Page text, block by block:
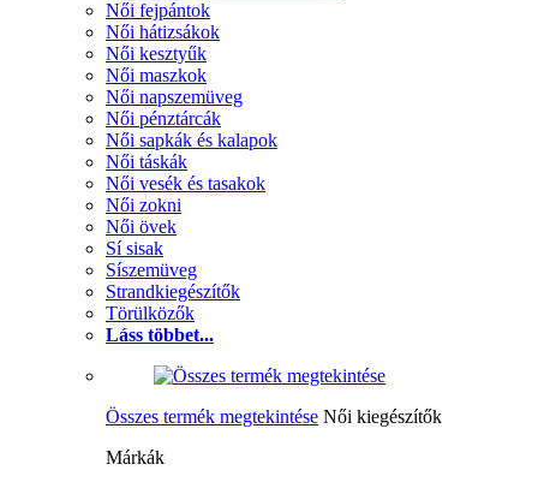
Női fejpántok
Női hátizsákok
Női kesztyűk
Női maszkok
Női napszemüveg
Női pénztárcák
Női sapkák és kalapok
Női táskák
Női vesék és tasakok
Női zokni
Női övek
Sí sisak
Síszemüveg
Strandkiegészítők
Törülközők
Láss többet...
Összes termék megtekintése Női kiegészítők
Márkák